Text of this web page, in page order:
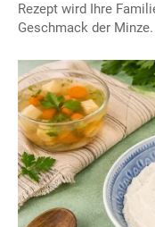
Rezept wird Ihre
Geschmack der Minze.